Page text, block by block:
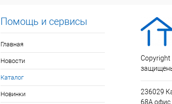
Помощь и сервисы
Главная
Новости
Каталог
Новинки
Copyright
236029
68А офис